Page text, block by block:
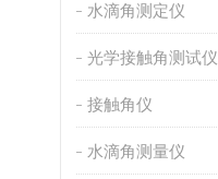
水滴角测定仪
光学接触角测试仪
接触角仪
水滴角测量仪